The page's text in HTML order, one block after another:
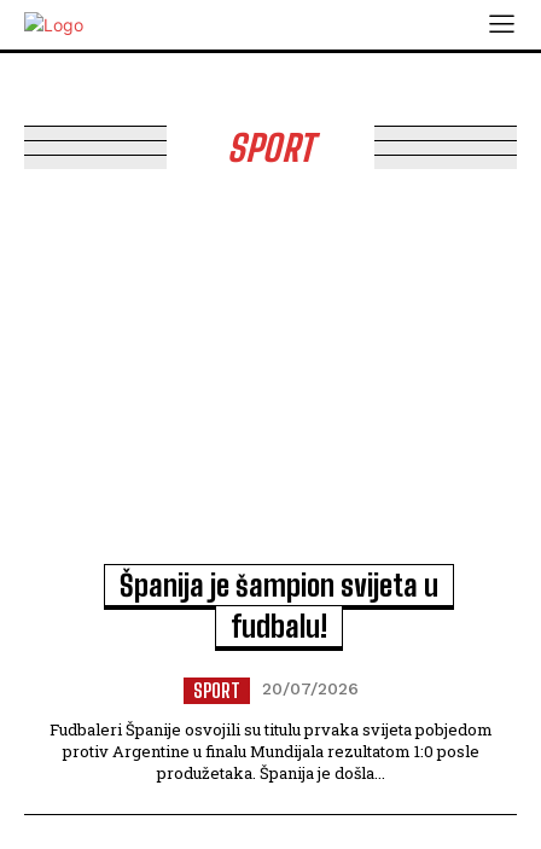
SPORT
Španija je šampion svijeta u
fudbalu!
SPORT 20/07/2026
Fudbaleri Španije osvojili su titulu prvaka svijeta pobjedom
protiv Argentine u finalu Mundijala rezultatom 1:0 posle
produžetaka. Španija je došla...